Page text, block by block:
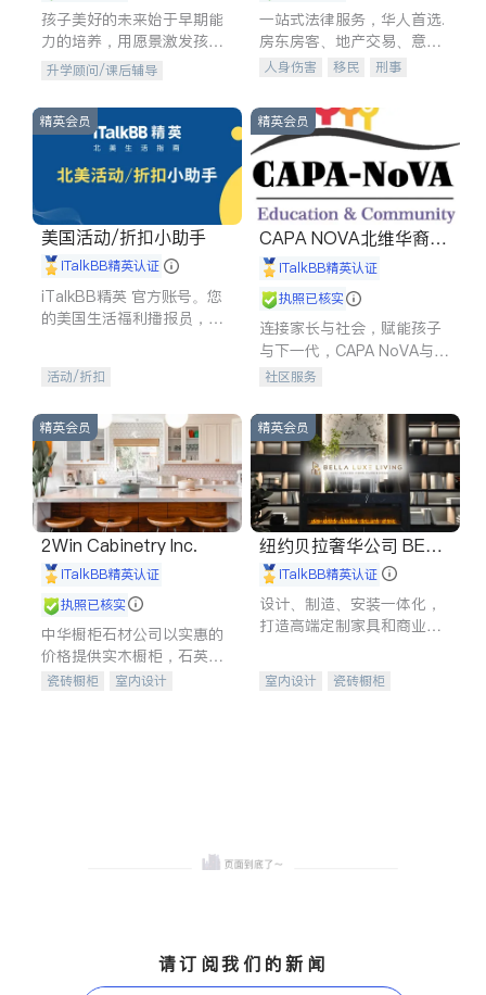
孩子美好的未来始于早期能
力的培养，用愿景激发孩子
的学习潜力和动力。理念：
拥有成长型心态是成功的基
石。
升学顾问/课后辅导
一站式法律服务，华人首选.
房东房客、地产交易、意外
伤害、车祸重伤、商业诉
建筑合同、刑事案件全包办
人身伤害 移民
刑事
信托/遗嘱
商业
索赔
律师-其它 保释
精英会员
美国活动/折扣小助手
iTalkBB精英认证
iTalkBB精英 官方账号。您
的美国生活福利播报员，精
专属福利。
活动/折扣
精英会员
CAPA NOVA北维华裔家
长会iTalkBB精英认证
执照已核实
连接家长与社会，赋能孩子
与下一代，CAPA NoVA与您
携手建设包容、公平、充满
社区服务
精英会员
2Win Cabinetry Inc.
iTalkBB精英认证
执照已核实
中华橱柜石材公司以实惠的
价格提供实木橱柜，石英石
台面，多种优质不锈钢水
瓷砖橱柜
室内设计
精英会员
纽约贝拉奢华公司 BELL
A LUXE
iTalkBB精英认证
设计、制造、安装一体化，
打造高端定制家具和商业空
室内设计
瓷砖橱柜
请订阅我们的新闻